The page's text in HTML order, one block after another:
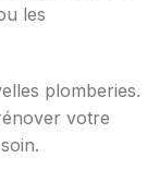
les
plomberies.
votre